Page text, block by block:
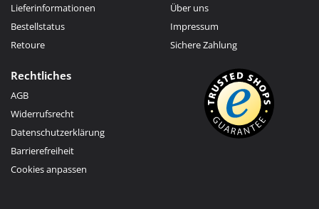
Lieferinformationen
Bestellstatus
Retoure
Über uns
Impressum
Sichere Zahlung
Rechtliches
AGB
Widerrufsrecht
Datenschutzerklärung
Barrierefreiheit
Cookies anpassen